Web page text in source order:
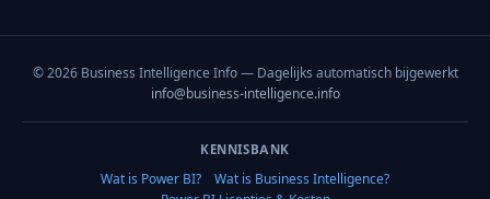
© 2026 Business Intelligence Info — Dagelijks automatisch bijgewerkt
info@business-intelligence.info
KENNISBANK
Wat is Power BI?
Wat is Business Intelligence?